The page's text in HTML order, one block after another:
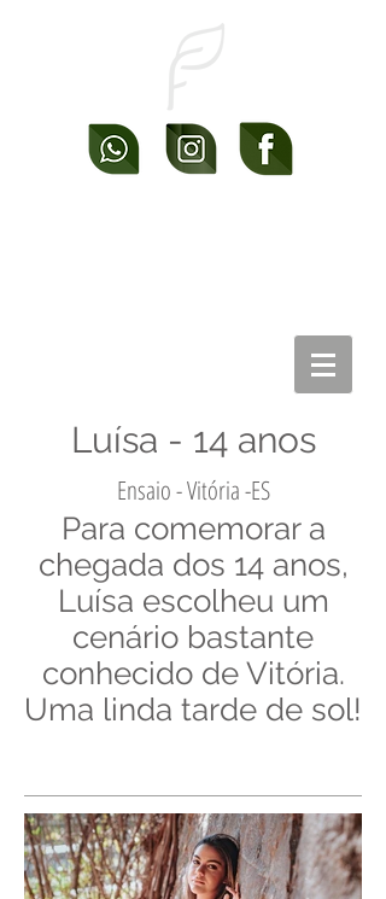
Luísa - 14 anos
Ensaio - Vitória -ES
Para comemorar a
chegada dos 14 anos,
Luísa escolheu um
cenário bastante
conhecido de Vitória.
Uma linda tarde de sol!